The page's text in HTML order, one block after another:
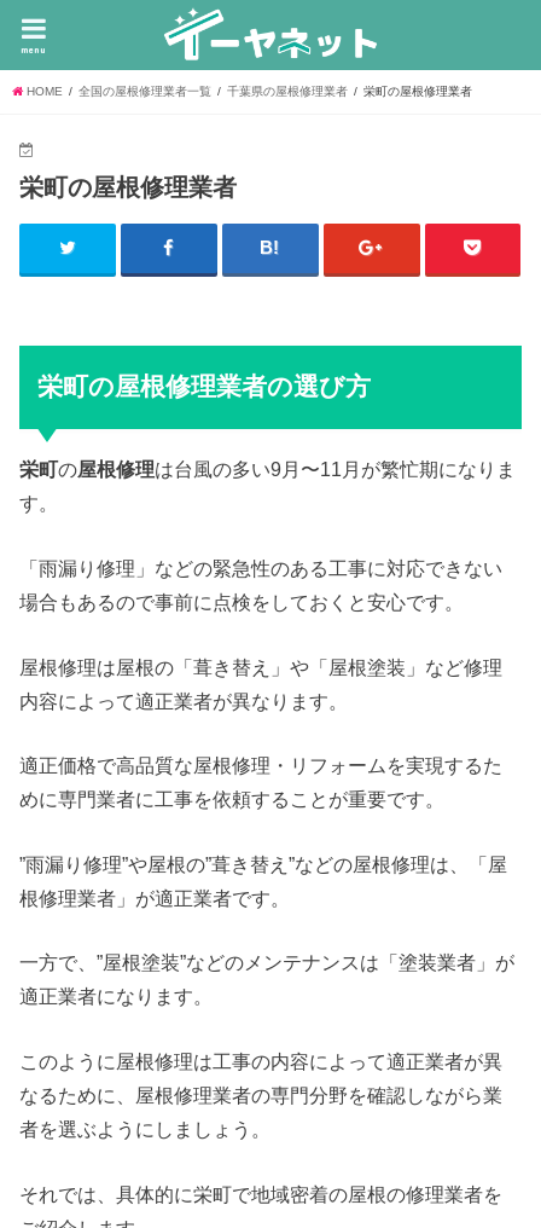
menu
HOME 全国の屋根修理業者一覧 千葉県の屋根修理業者 栄町の屋根修理業者
栄町の屋根修理業者
栄町の屋根修理業者の選び方
栄町の屋根修理は台風の多い9月〜11月が繁忙期になりま
す。
「雨漏り修理」などの緊急性のある工事に対応できない
場合もあるので事前に点検をしておくと安心です。
屋根修理は屋根の「葺き替え」や「屋根塗装」など修理
内容によって適正業者が異なります。
適正価格で高品質な屋根修理・リフォームを実現するた
めに専門業者に工事を依頼することが重要です。
”雨漏り修理”や屋根の”葺き替え”などの屋根修理は、「屋
根修理業者」が適正業者です。
一方で、”屋根塗装”などのメンテナンスは「塗装業者」が
適正業者になります。
このように屋根修理は工事の内容によって適正業者が異
なるために、屋根修理業者の専門分野を確認しながら業
者を選ぶようにしましょう。
それでは、具体的に栄町で地域密着の屋根の修理業者を